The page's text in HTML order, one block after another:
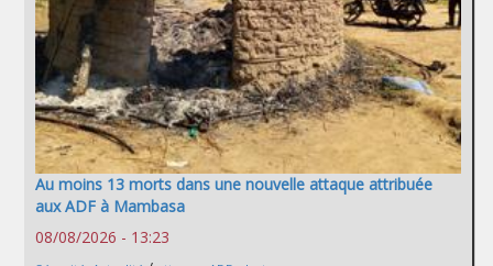
Au moins 13 morts dans une nouvelle attaque attribuée
aux ADF à Mambasa
08/08/2026 - 13:23